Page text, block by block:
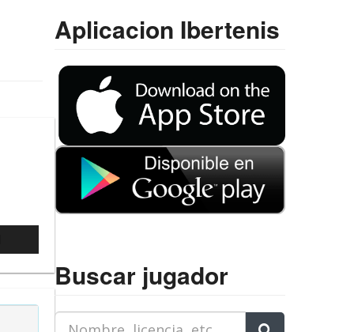
Aplicacion Ibertenis
Buscar jugador